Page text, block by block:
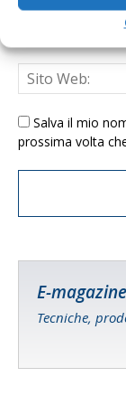
Salva il mio
prossima volta
E-magazine
Tecniche,